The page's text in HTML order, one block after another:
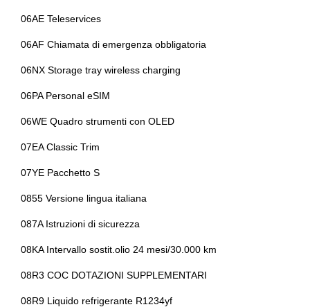
06AE Teleservices
06AF Chiamata di emergenza obbligatoria
06NX Storage tray wireless charging
06PA Personal eSIM
06WE Quadro strumenti con OLED
07EA Classic Trim
07YE Pacchetto S
0855 Versione lingua italiana
087A Istruzioni di sicurezza
08KA Intervallo sostit.olio 24 mesi/30.000 km
08R3 COC DOTAZIONI SUPPLEMENTARI
08R9 Liquido refrigerante R1234yf